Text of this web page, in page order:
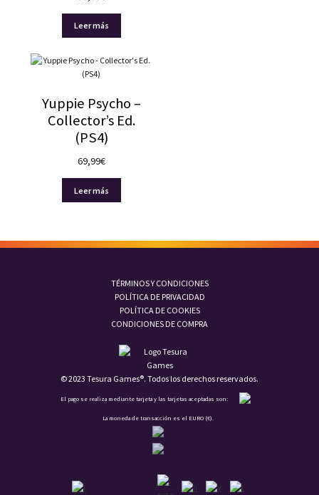
Leer más
Yuppie Psycho –
Collector’s Ed.
(PS4)
69,99€
Leer más
TÉRMINOS Y CONDICIONES
POLÍTICA DE PRIVACIDAD
POLÍTICA DE COOKIES
CONDICIONES DE COMPRA
© 2023 Tesura Games®. Todos los derechos reservados.
El pago se realiza mediante tarjeta y las tarjetas aceptadas son:
La moneda de transacción es el EURO (€).